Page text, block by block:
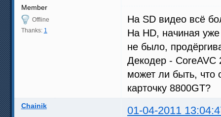
Member
Offline
Thanks: 1
На SD видео всё
На HD, начиная
не было,
Декодер -
может ли быть, что
карточку 8800GT?
Chainik 01-04-2011